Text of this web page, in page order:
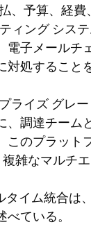
、予算、経
ィング シス
子メール
処すること
ライズ グレ
調達チー
のプラッ
雑なマルチ
イム統合
ている。